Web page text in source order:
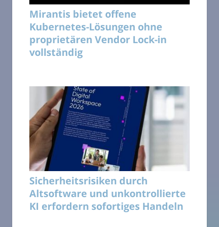
Mirantis bietet offene
Kubernetes-Lösungen ohne
proprietären Vendor Lock-in
vollständig
Sicherheitsrisiken durch
Altsoftware und unkontrollierte
KI erfordern sofortiges Handeln